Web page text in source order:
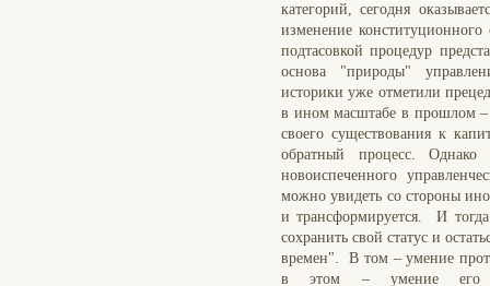
категорий, сегодня
изменение
подтасовкой процедур
основа "природы"
историки уже отметили
в ином масштабе в прошлом –
своего существования к
обратный процесс.
новоиспеченного
можно увидеть со стороны
и трансформируется. И тогда
сохранить свой статус и
времен". В том – умение
в этом – умение его